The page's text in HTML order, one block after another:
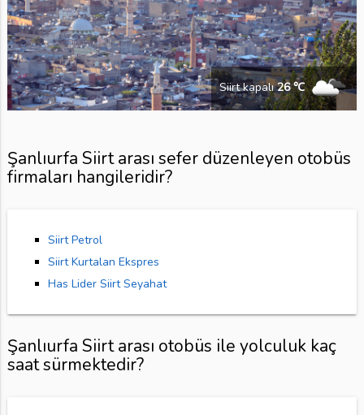
Siirt kapalı26 ℃
Şanlıurfa Siirt arası sefer düzenleyen otobüs
firmaları hangileridir?
Siirt Petrol
Siirt Kurtalan Ekspres
Has Lider Siirt Seyahat
Şanlıurfa Siirt arası otobüs ile yolculuk kaç
saat sürmektedir?